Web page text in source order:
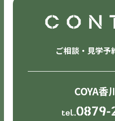
ご相談・見学予
COYA香